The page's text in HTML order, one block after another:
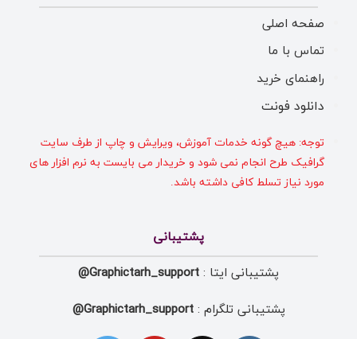
صفحه اصلی
تماس با ما
راهنمای خرید
دانلود فونت
توجه: هیچ گونه خدمات آموزش، ویرایش و چاپ از طرف سایت
گرافیک طرح انجام نمی شود و خریدار می بایست به نرم افزار های
مورد نیاز تسلط کافی داشته باشد.
پشتیبانی
پشتیبانی ایتا : Graphictarh_support@
پشتیبانی تلگرام :Graphictarh_support@